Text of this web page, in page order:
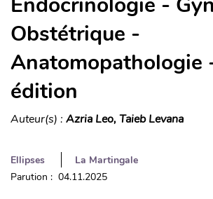
Obstétrique -
Anatomopathologie
édition
Auteur(s) : Azria Leo, Taieb Levana
Ellipses
La Martingale
Parution : 04.11.2025